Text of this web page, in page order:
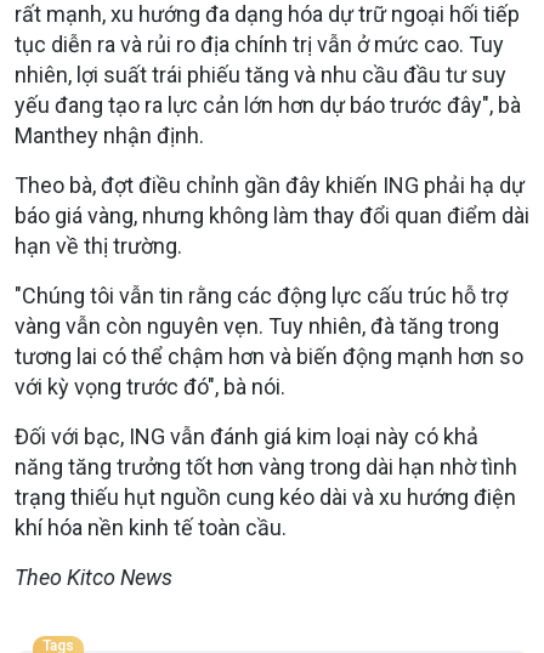
rất mạnh, xu hướng đa dạng hóa dự trữ ngoại hối tiếp
tục diễn ra và rủi ro địa chính trị vẫn ở mức cao. Tuy
nhiên, lợi suất trái phiếu tăng và nhu cầu đầu tư suy
yếu đang tạo ra lực cản lớn hơn dự báo trước đây", bà
Manthey nhận định.
Theo bà, đợt điều chỉnh gần đây khiến ING phải hạ dự
báo giá vàng, nhưng không làm thay đổi quan điểm dài
hạn về thị trường.
"Chúng tôi vẫn tin rằng các động lực cấu trúc hỗ trợ
vàng vẫn còn nguyên vẹn. Tuy nhiên, đà tăng trong
tương lai có thể chậm hơn và biến động mạnh hơn so
với kỳ vọng trước đó", bà nói.
Đối với bạc, ING vẫn đánh giá kim loại này có khả
năng tăng trưởng tốt hơn vàng trong dài hạn nhờ tình
trạng thiếu hụt nguồn cung kéo dài và xu hướng điện
khí hóa nền kinh tế toàn cầu.
Theo Kitco News
Tags